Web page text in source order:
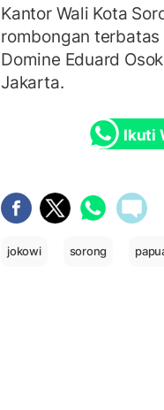
Kantor Wali Kota
rombongan terbatas
Domine Eduard
Jakarta.
Ikuti
jokowi sorong